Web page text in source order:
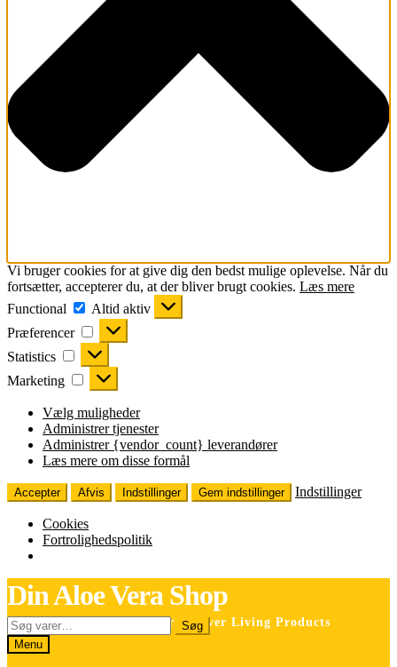
Vi bruger cookies for at give dig den bedst mulige oplevelse. Når du
fortsætter, accepterer du, at der bliver brugt cookies. Læs mere
Functional
Functional
Altid aktiv
Præferencer
Præferencer
Statistics Statistics
Marketing Marketing
Vælg muligheder
Administrer tjenester
Administrer {vendor_count} leverandører
Læs mere om disse formål
Accepter Afvis Indstillinger Gem indstillinger Indstillinger
Cookies
Fortrolighedspolitik
Spring
til
navigation
Spring
til
indhold
Din Aloe Vera Shop
Selvstændig forhandler for Forever Living Products
Søg
efter:
Søg
Menu